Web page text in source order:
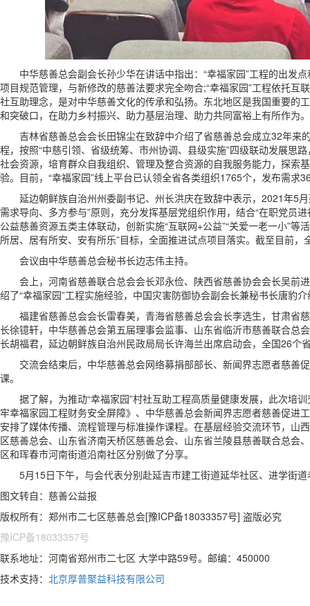
中华慈善总会副会长孙少华在讲话中指出：“幸福家园”工程的出发
项目规范管理，与新修改的慈善法要求完全吻合;“幸福家园”工程依托
社互助理念，是对中华慈善文化的传承和弘扬。东北地区是我国重要的
和突破口，在助力乡村振兴、助力基层治理、助力共同富裕上有所作为。
吉林省慈善总会会长田锦尘在致辞中介绍了省慈善总会成立32年来
程，按照“中慈引领、省级统筹、市州协调、县级实施”四级联动发展思
社会资源，培育群众自我组织、管理及整合资源的自我服务能力，探索
验。目前，“幸福家园”线上平台已认领全省各类组织1765个，发布需求
延边朝鲜族自治州州委副书记、州长洪庆在致辞中表示，2021年5月
需求导向、多方参与”原则，充分发挥基层党组织作用，结合“在职党员
公益慈善资源‌五类主体联动，创新实施“互联网+公益”“关爱一老一小”
所居、居有所安、安有所乐”目标，全面推进试点项目落实。截至目前
会议由中华慈善总会秘书长边志伟主持。
会上，河南省慈善联合总会会长邓永俭、陕西省慈善协会会长吴前
绍了“幸福家园”工程实施经验，中国灾害防御协会副会长兼秘书长唐豹
福建省慈善总会会长雷春美，青海省慈善总会会长李选生，甘肃省
长徐镱轩，中华慈善总会第五届理事会监事、山东省临沂市慈善联合总
长胡福君，延边朝鲜族自治州民政局局长许海兰出席启动会，全国26
交流会结束后，中华慈善总会网络募捐部部长、新闻界志愿者慈善
课。
据了解，为推动“幸福家园”村社互助工程高质量健康发展，此次培
牢幸福家园工程财务安全屏障》、中华慈善总会新闻界志愿者慈善促进
安排了媒体传播、流程管理与标准操作课程。在基层经验交流环节，
区慈善总会、山东省济南天桥区慈善总会、山东省兰陵县慈善联合总
区和珲春市河南街道沿南社区分别做了分享。
5月15日下午，与会代表分别赴延吉市建工街道延华社区、进学街道
图文转自：慈善公益报
版权所有：郑州市二七区慈善总会[豫ICP备18033357号] 盗版必究
豫ICP备18033357号
联系地址：河南省郑州市二七区 大学中路59号。邮编：450000
技术支持： 北京厚普聚益科技有限公司